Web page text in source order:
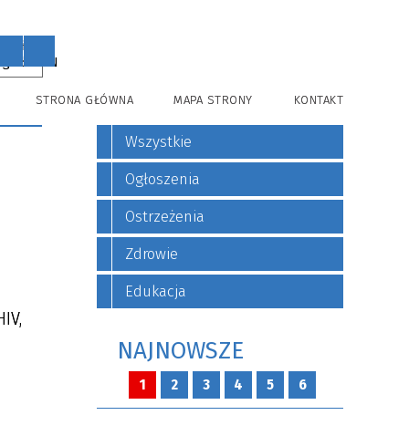
EN
STRONA GŁÓWNA MAPA STRONY KONTAKT
Wszystkie
Ogłoszenia
Ostrzeżenia
Zdrowie
Edukacja
NAJNOWSZE
1 2 3 4 5 6